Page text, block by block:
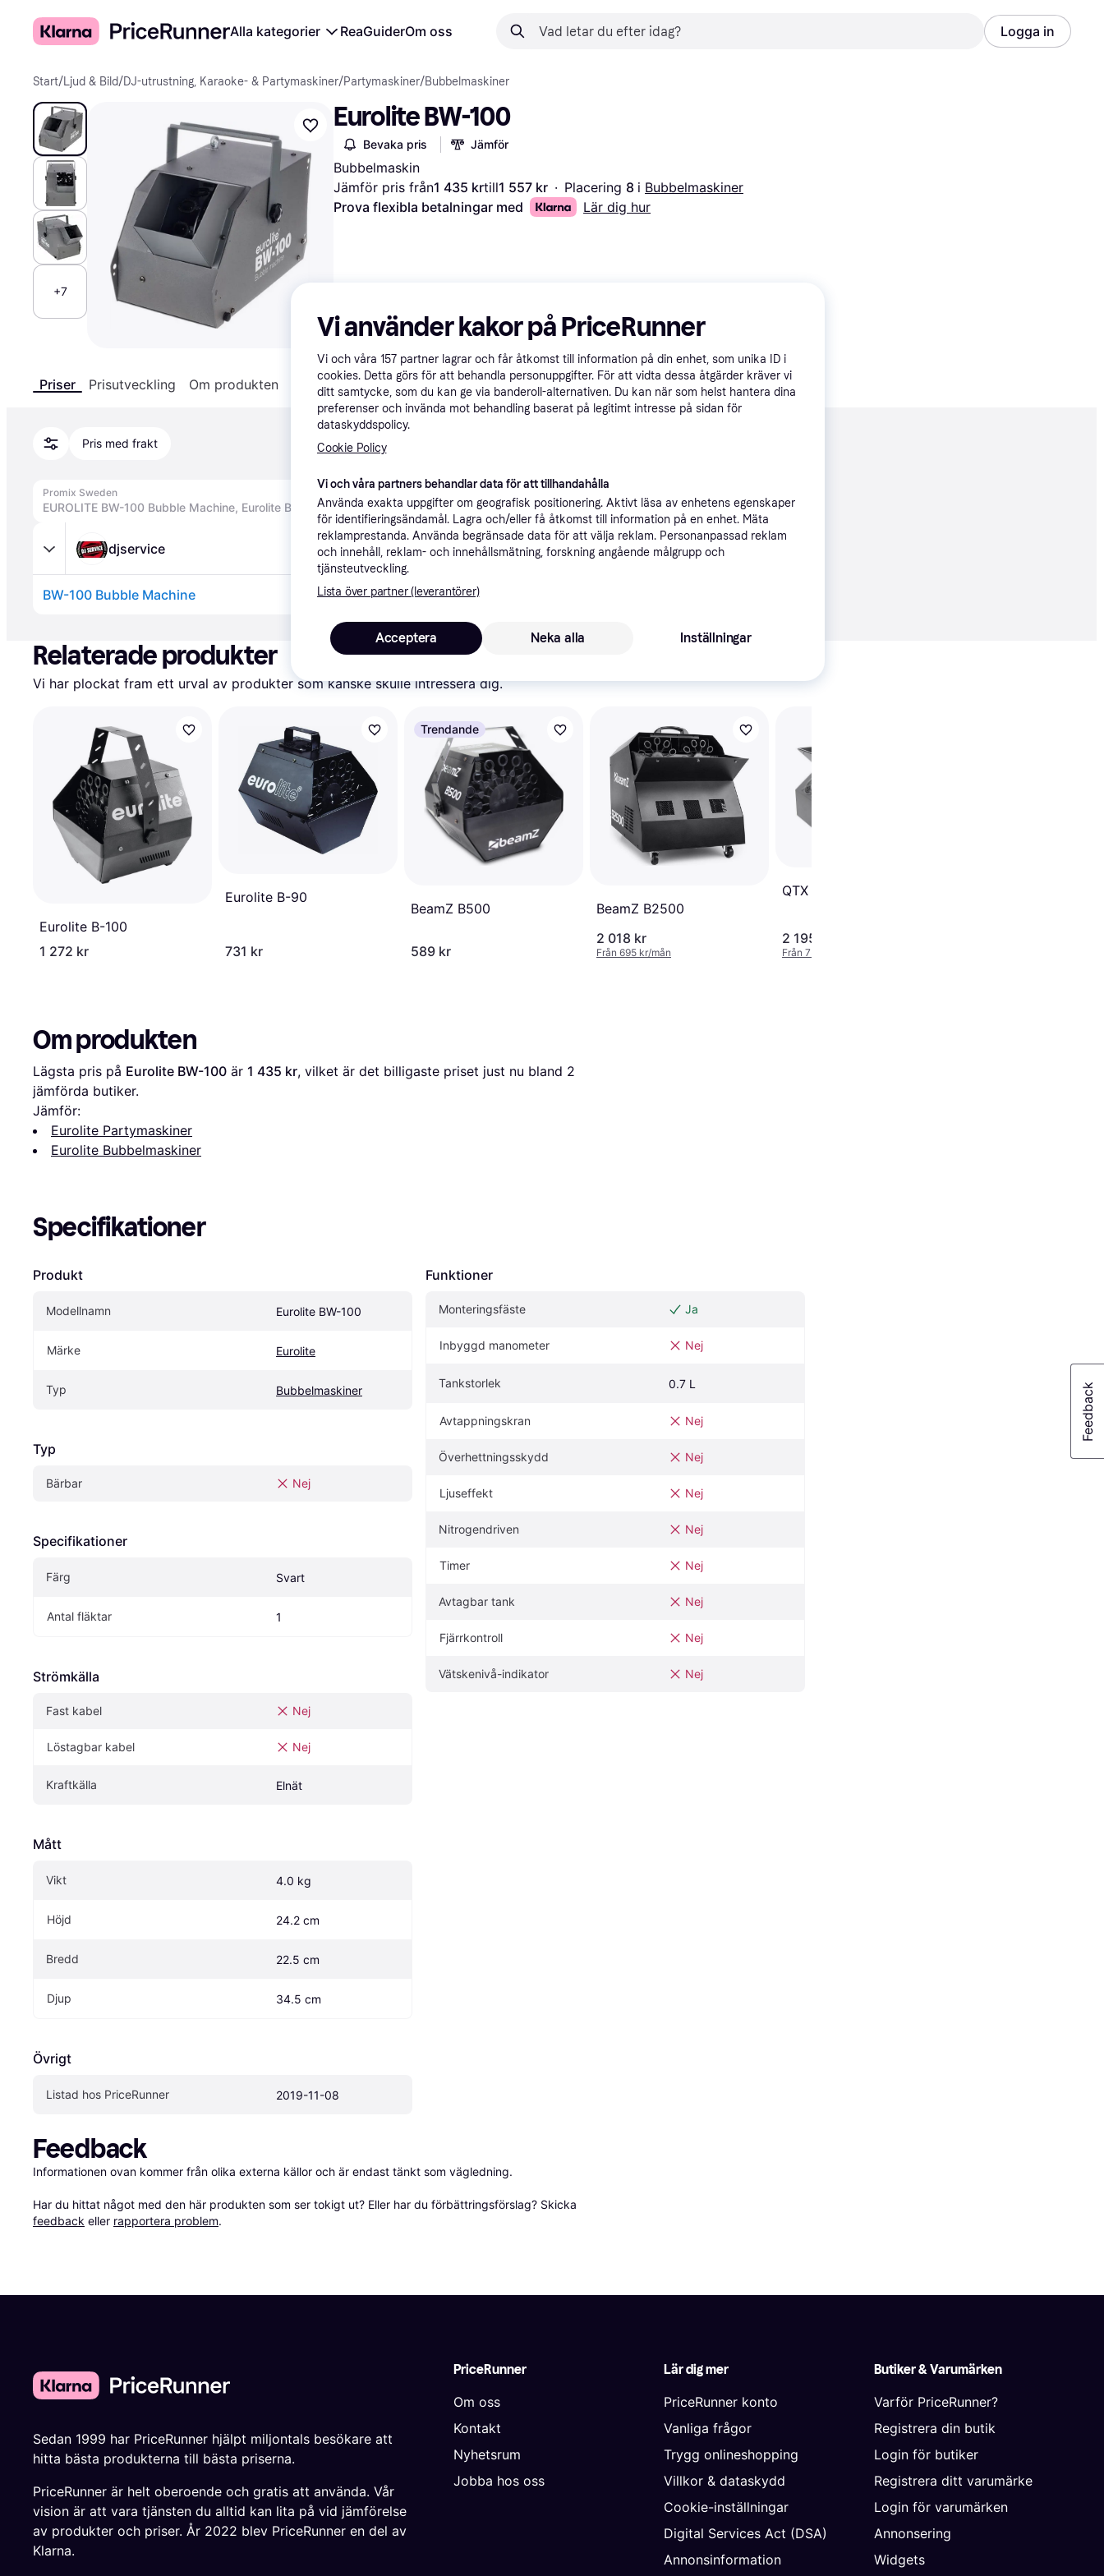
Alla kategorier ReaGuiderOm oss Logga in
Start/Ljud & Bild/DJ-utrustning, Karaoke- & Partymaskiner/Partymaskiner/Bubbelmaskiner
+7
Eurolite BW-100
Bevaka pris Jämför
Bubbelmaskin
Jämför pris från1 435 krtill1 557 kr · Placering 8 i Bubbelmaskiner
Prova flexibla betalningar med
Lär dig hur
Priser Prisutveckling Om produkten Specifikationer
Pris med frakt
Promix Sweden
EUROLITE BW-100 Bubble Machine, Eurolite BW-100 Bubbelmaskin 59 kr frakt1 435 kr
djservice
BW-100 Bubble Machine
Relaterade produkter
Vi har plockat fram ett urval av produkter som kanske skulle intressera dig.
Eurolite B-100
1 272 kr
Eurolite B-90
731 kr
Trendande
BeamZ B500
589 kr
BeamZ B2500
2 018 kr
Från 695 kr/mån
QTX QTFX-B4
2 195 kr
Från 756 kr/mån
Om produkten
Lägsta pris på Eurolite BW-100 är 1 435 kr, vilket är det billigaste priset just nu bland 2
jämförda butiker.
Jämför:
Eurolite Partymaskiner
Eurolite Bubbelmaskiner
Specifikationer
Produkt
Modellnamn Eurolite BW-100
Märke Eurolite
Typ Bubbelmaskiner
Typ
Bärbar Nej
Specifikationer
Färg Svart
Antal fläktar 1
Strömkälla
Fast kabel Nej
Löstagbar kabel Nej
Kraftkälla Elnät
Mått
Vikt 4.0 kg
Höjd 24.2 cm
Bredd 22.5 cm
Djup 34.5 cm
Övrigt
Listad hos PriceRunner 2019-11-08
Funktioner
Monteringsfäste Ja
Inbyggd manometer Nej
Tankstorlek 0.7 L
Avtappningskran Nej
Överhettningsskydd Nej
Ljuseffekt Nej
Nitrogendriven Nej
Timer Nej
Avtagbar tank Nej
Fjärrkontroll Nej
Vätskenivå-indikator Nej
Feedback
Informationen ovan kommer från olika externa källor och är endast tänkt som vägledning.
Har du hittat något med den här produkten som ser tokigt ut? Eller har du förbättringsförslag? Skicka
feedback eller rapportera problem.
PriceRunner
Om oss
Kontakt
Nyhetsrum
Jobba hos oss
Lär dig mer
PriceRunner konto
Vanliga frågor
Trygg onlineshopping
Villkor & dataskydd
Cookie-inställningar
Digital Services Act (DSA)
Annonsinformation
Butiker & Varumärken
Varför PriceRunner?
Registrera din butik
Login för butiker
Registrera ditt varumärke
Login för varumärken
Annonsering
Widgets
Sedan 1999 har PriceRunner hjälpt miljontals besökare att
hitta bästa produkterna till bästa priserna.
PriceRunner är helt oberoende och gratis att använda. Vår
vision är att vara tjänsten du alltid kan lita på vid jämförelse
av produkter och priser. År 2022 blev PriceRunner en del av
Klarna.
Vi använder kakor på PriceRunner
Vi och våra 157 partner lagrar och får åtkomst till information på din enhet, som unika ID i
cookies. Detta görs för att behandla personuppgifter. För att vidta dessa åtgärder kräver vi
ditt samtycke, som du kan ge via banderoll-alternativen. Du kan när som helst hantera dina
preferenser och invända mot behandling baserat på legitimt intresse på sidan för
dataskyddspolicy.
Cookie Policy
Vi och våra partners behandlar data för att tillhandahålla
Använda exakta uppgifter om geografisk positionering. Aktivt läsa av enhetens egenskaper
för identifieringsändamål. Lagra och/eller få åtkomst till information på en enhet. Mäta
reklamprestanda. Använda begränsade data för att välja reklam. Personanpassad reklam
och innehåll, reklam- och innehållsmätning, forskning angående målgrupp och
tjänsteutveckling.
Lista över partner (leverantörer)
Neka alla
Acceptera Inställningar